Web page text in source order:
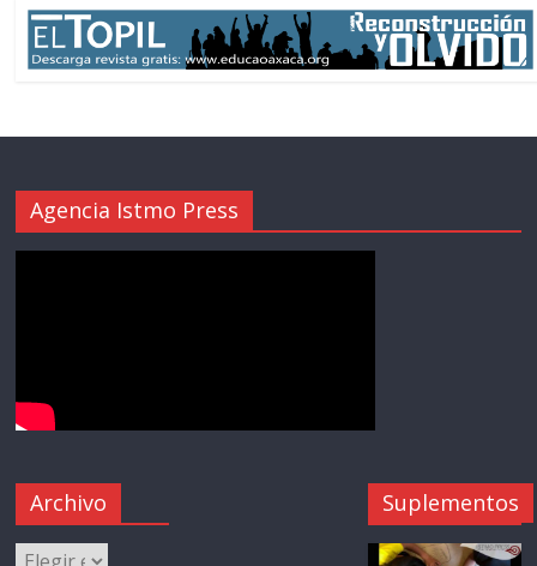
Agencia Istmo Press
Archivo Suplementos